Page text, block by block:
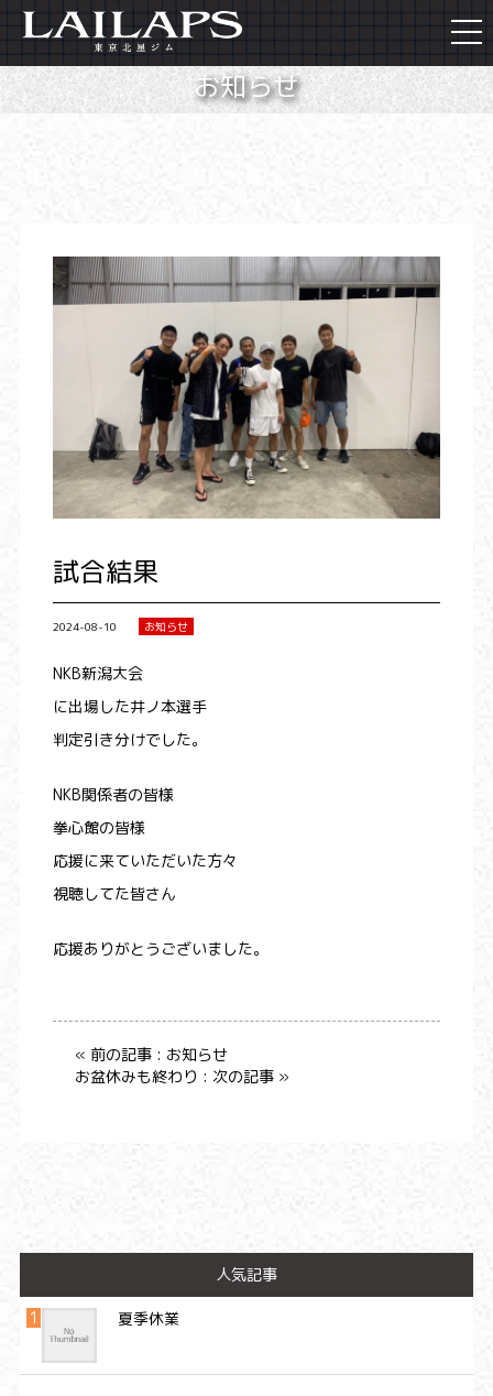
お知らせ
試合結果
2024-08-10 お知らせ
NKB新潟大会
に出場した井ノ本選手
判定引き分けでした。
NKB関係者の皆様
拳心館の皆様
応援に来ていただいた方々
視聴してた皆さん
応援ありがとうございました。
« 前の記事 : お知らせ
お盆休みも終わり : 次の記事 »
人気記事
夏季休業